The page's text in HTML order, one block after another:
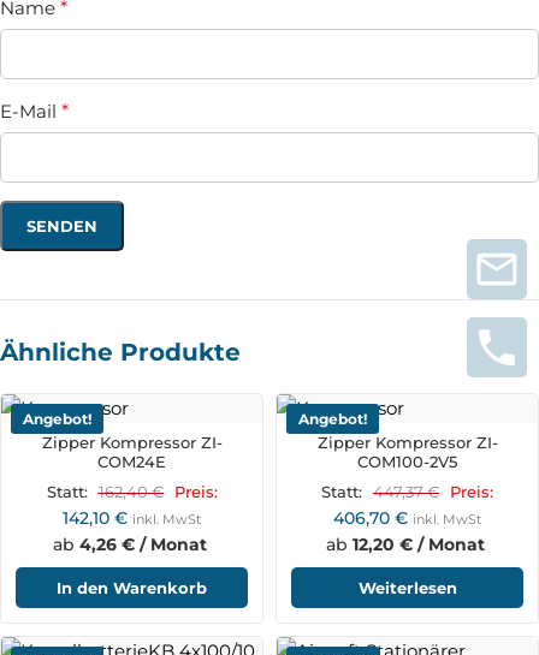
Name *
E-Mail *
Ähnliche Produkte
Angebot!
Zipper Kompressor ZI-
COM24E
Statt: 162,40€ Preis:
142,10 € inkl. MwSt
ab 4,26 € / Monat
In den Warenkorb
Angebot!
Zipper Kompressor ZI-
COM100-2V5
Statt: 447,37€ Preis:
406,70 € inkl. MwSt
ab 12,20 € / Monat
Weiterlesen